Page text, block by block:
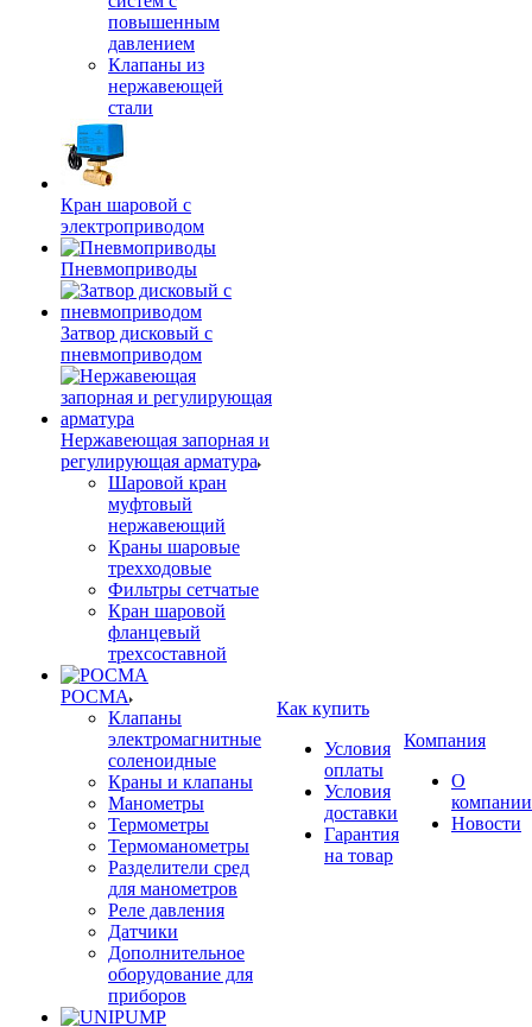
повышенным
давлением
Клапаны из
нержавеющей
стали
Кран шаровой с
электроприводом
Пневмоприводы
Затвор дисковый с
пневмоприводом
Нержавеющая запорная и
регулирующая арматура
Шаровой кран
муфтовый
нержавеющий
Краны шаровые
трехходовые
Фильтры сетчатые
Кран шаровой
фланцевый
трехсоставной
РОСМА
Клапаны
электромагнитные
соленоидные
Краны и клапаны
Манометры
Термометры
Термоманометры
Разделители сред
для манометров
Реле давления
Датчики
Дополнительное
оборудование для
приборов
Как купить
Условия
оплаты
Условия
доставки
Гарантия
на товар
Компания
О
компании
Новости